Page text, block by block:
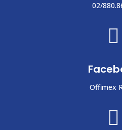
02/

Offimex
